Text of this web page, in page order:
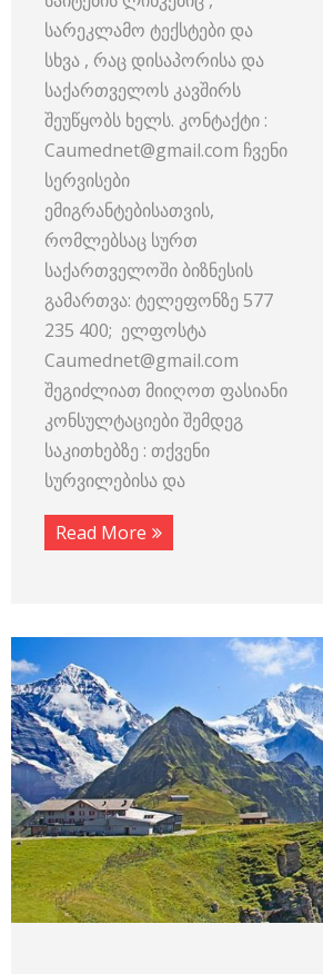
სარეკლამო ტექსტები და
სხვა , რაც დისაპორისა და
საქართველოს კავშირს
შეუწყობს ხელს. კონტაქტი :
Caumednet@gmail.com ჩვენი
სერვისები
ემიგრანტებისათვის,
რომლებსაც სურთ
საქართველოში ბიზნესის
გამართვა: ტელეფონზე 577
235 400; ელფოსტა
Caumednet@gmail.com
შეგიძლიათ მიიღოთ ფასიანი
კონსულტაციები შემდეგ
საკითხებზე : თქვენი
სურვილებისა და
Read More